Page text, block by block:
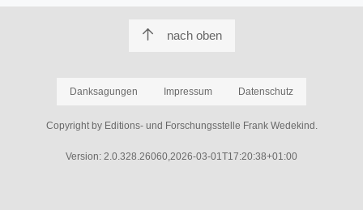
nach oben
Danksagungen Impressum Datenschutz
Copyright by Editions- und Forschungsstelle Frank Wedekind.
Version: 2.0.328.26060,2026-03-01T17:20:38+01:00